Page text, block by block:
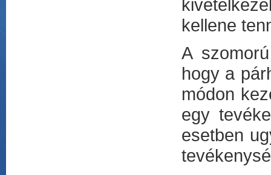
kellene
A
hogy a
módon
egy
esetben